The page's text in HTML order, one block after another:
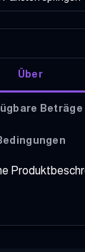
Über
Beträge